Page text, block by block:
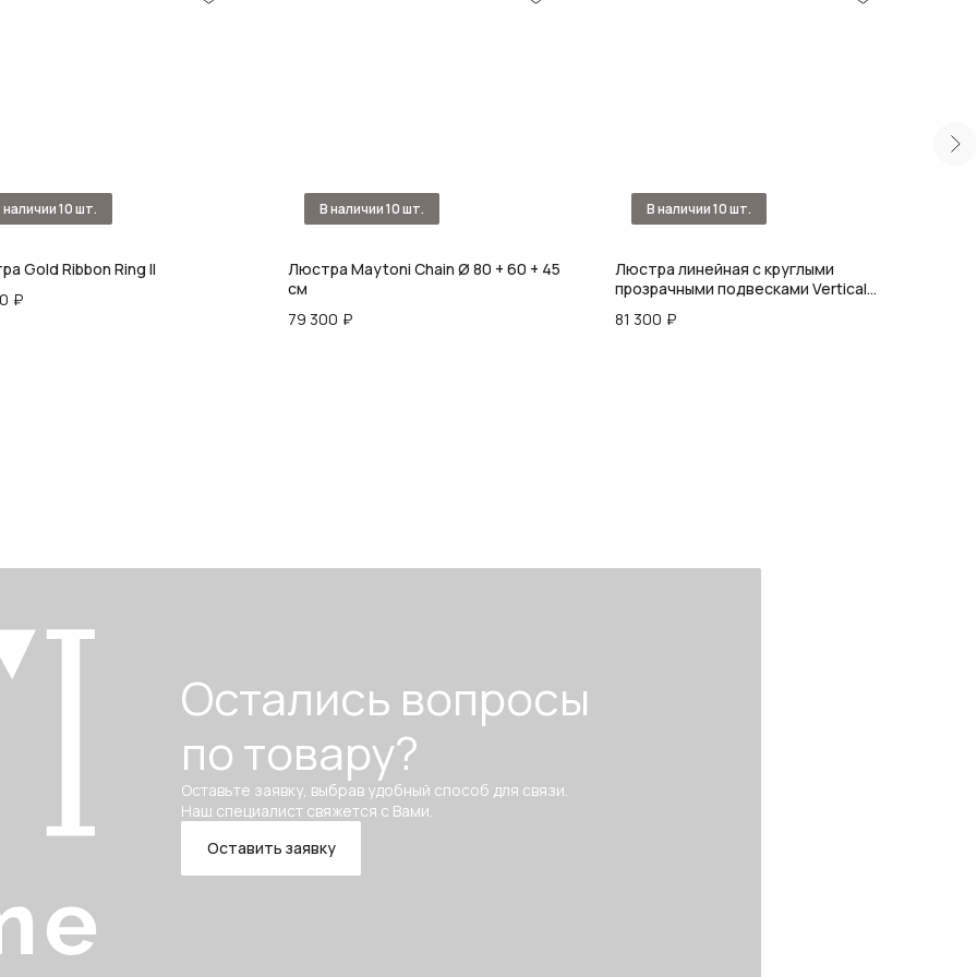
Gold Ribbon Ring II
₽
Люстра Maytoni Chain Ø 80 + 60 + 45
cм
79 300 ₽
Люстра линейная с круглыми
прозрачными подвесками Vertical
81 300 ₽
Остались вопросы
по товару?
Оставьте заявку, выбрав удобный способ для связи.
Наш специалист свяжется с Вами.
Оставить заявку